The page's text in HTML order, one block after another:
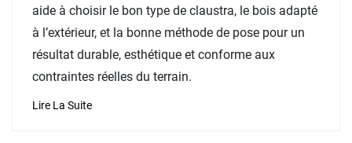
aide à choisir le bon type de claustra, le bois adapté
à l’extérieur, et la bonne méthode de pose pour un
résultat durable, esthétique et conforme aux
contraintes réelles du terrain.
Lire La Suite